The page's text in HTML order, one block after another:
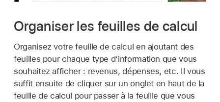
Organiser les feuilles de calcul
Organisez votre feuille de calcul en ajoutant des
feuilles pour chaque type d’information que vous
souhaitez afficher : revenus, dépenses, etc. Il vous
suffit ensuite de cliquer sur un onglet en haut de la
feuille de calcul pour passer à la feuille que vous